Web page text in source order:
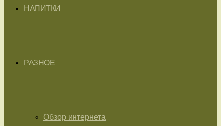
НАПИТКИ
РАЗНОЕ
Обзор интернета